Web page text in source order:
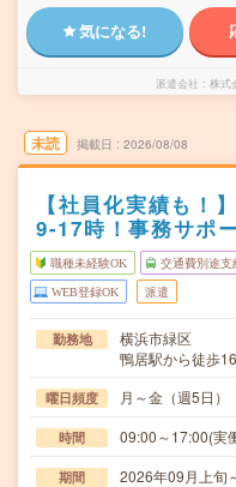
気になる!
派遣会社 株式
未読 掲載日 2026/08/08
【社員化実績も！
9-17時！事務サポ
職種未経験OK 交通費別途支
WEB登録OK 派遣
勤務地
横浜市緑区
鴨居駅から徒歩
曜日頻度 月～金（週5日
時間 09:00～17:00(
期間 2026年09月上